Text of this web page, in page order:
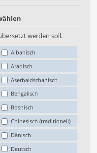
werden soll.
Albanisch
Arabisch
Aserbaidschanisch
Bengalisch
Bosnisch
Chinesisch (traditionell)
Dänisch
Deutsch